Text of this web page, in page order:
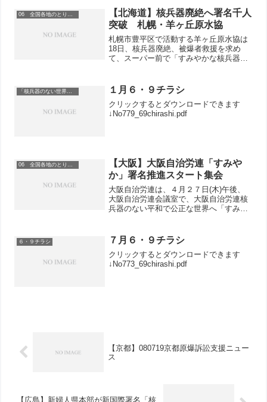
06 全国各地のとりくみ
【北海道】核兵器廃絶へ署名千人
突破 札幌・羊ヶ丘原水協
札幌市豊平区で活動する羊ヶ丘原水協は
18日、核兵器廃絶、被爆者救援を求め
て、スーパー前で「すみやかな核兵器の
「核兵器のない世界を」 １月６・９チラシ
クリックするとダウンロードできます
↓No779_69chirashi.pdf
【大阪】大阪自治労連「すみや
か」署名推進スタート集会
大阪自治労連は、４月２７日(木)午後、
大阪自治労連会議室で、大阪自治労連核
兵器のない平和で公正な世界へ「すみや
た。
６・９チラシ ７月６・９チラシ
クリックするとダウンロードできます
↓No773_69chirashi.pdf
【京都】080719京都原爆訴訟支援ニュー
ス
【広島】新婦人県本部が新国際署名「核